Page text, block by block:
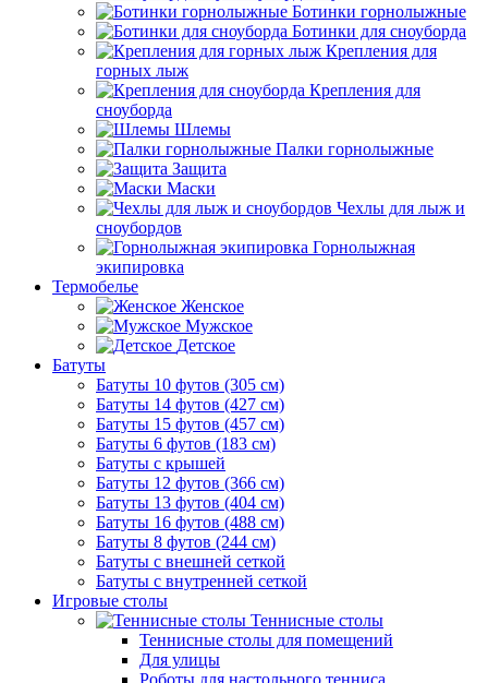
Ботинки горнолыжные
Ботинки для сноуборда
Крепления для
горных лыж
Крепления для
сноуборда
Шлемы
Палки горнолыжные
Защита
Маски
Чехлы для лыж и
сноубордов
Горнолыжная
экипировка
Термобелье
Женское
Мужское
Детское
Батуты
Батуты 10 футов (305 см)
Батуты 14 футов (427 см)
Батуты 15 футов (457 см)
Батуты 6 футов (183 см)
Батуты с крышей
Батуты 12 футов (366 см)
Батуты 13 футов (404 см)
Батуты 16 футов (488 см)
Батуты 8 футов (244 см)
Батуты с внешней сеткой
Батуты с внутренней сеткой
Игровые столы
Теннисные столы
Теннисные столы для помещений
Для улицы
Роботы для настольного тенниса